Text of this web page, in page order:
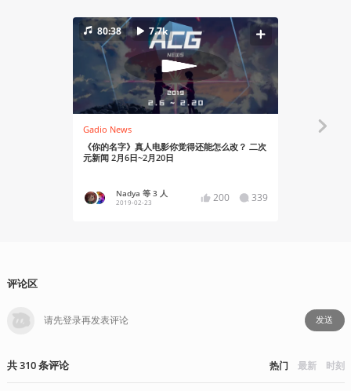
80:38 7.7k
Gadio News
《你的名字》真人电影你觉得还能怎么改？ 二次
元新闻 2月6日~2月20日
Nadya 等 3 人
2019-02-23 200 339
Gadio News
评论区
发送
共310条评论 热门 最新 时刻